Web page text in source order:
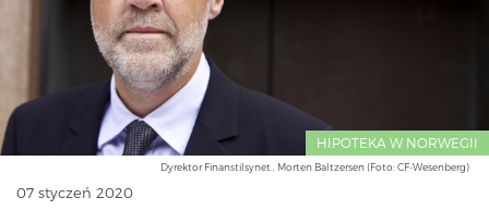
HIPOTEKA W NORWEGII
Dyrektor Finanstilsynet., Morten Baltzersen (Foto: CF-Wesenberg)
07 styczeń 2020